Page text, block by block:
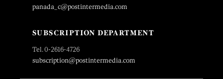
panada_c@postintermedia.com
SUBSCRIPTION DEPARTMENT
Tel. 0-2616-4726
subscription@postintermedia.com